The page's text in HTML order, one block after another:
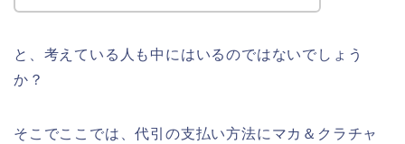
と、考えている人も中にはいるのではないでしょう
か？
そこでここでは、代引の支払い方法にマカ＆クラチャ